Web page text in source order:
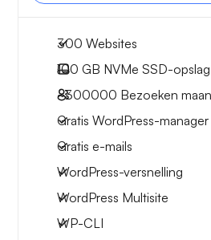
300 Websites
100 GB NVMe SSD-opslag
~300000 Bezoeken
Gratis WordPress-manager
Gratis e-mails
WordPress-versnelling
WordPress Multisite
WP-CLI